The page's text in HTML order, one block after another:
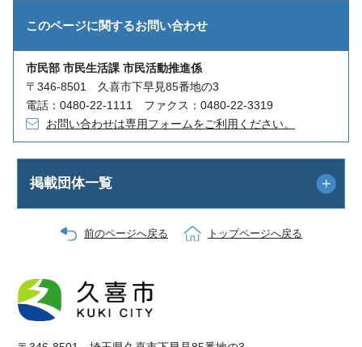
このページに関するお問い合わせ
市民部 市民生活課 市民活動推進係
〒346-8501 久喜市下早見85番地の3
電話：0480-22-1111 ファクス：0480-22-3319
お問い合わせは専用フォームをご利用ください。
掲載団体一覧
前のページへ戻る トップページへ戻る